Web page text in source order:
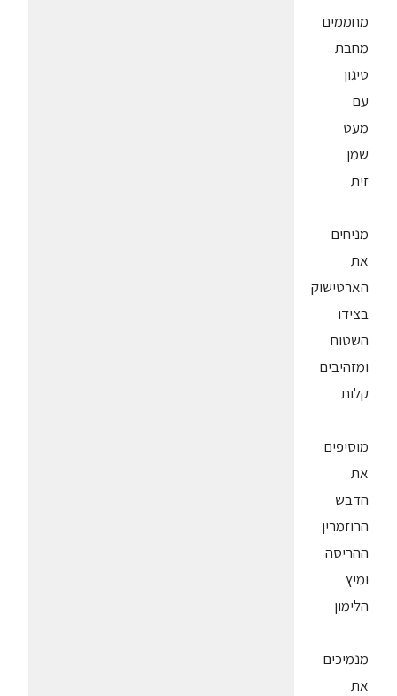
מחממים
מחבת
טיגון
עם
מעט
שמן
זית
מניחים
את
הארטישוק
בצידו
השטוח
ומזהיבים
קלות
מוסיפים
את
הדבש
הרוזמרין
ההריסה
ומיץ
הלימון
מנמיכים
את